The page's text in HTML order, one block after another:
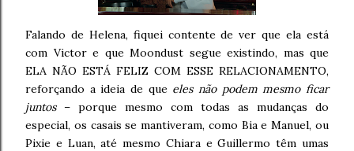
Falando de Helena, fiquei contente de ver que ela está
com Victor e que Moondust segue existindo, mas que
ELA NÃO ESTÁ FELIZ COM ESSE RELACIONAMENTO,
reforçando a ideia de que eles não podem mesmo ficar
juntos– porque mesmo com todas as mudanças do
especial, os casais se mantiveram, como Bia e Manuel, ou
Pixie e Luan, até mesmo Chiara e Guillermo têm umas